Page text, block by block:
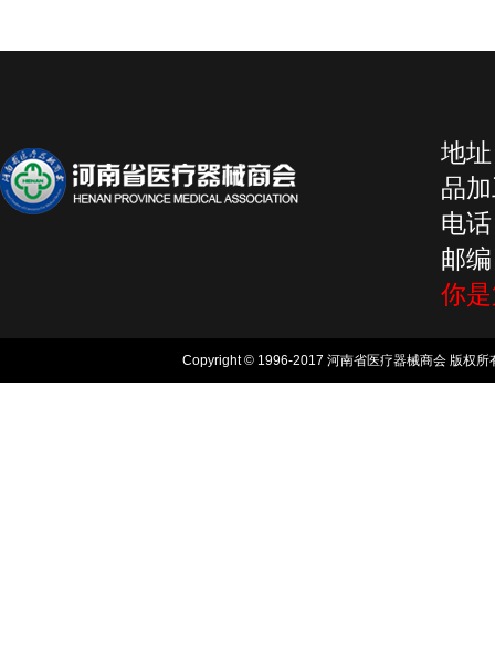
地
品
电
邮
你
Copyright © 1996-2017 河南省医疗器械商会 版权